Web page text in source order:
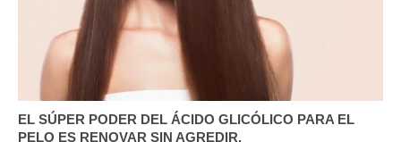
EL SÚPER PODER DEL ÁCIDO GLICÓLICO PARA EL
PELO ES RENOVAR SIN AGREDIR.